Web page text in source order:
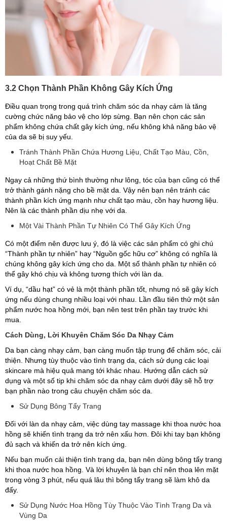
3.2 Chọn Thành Phần Không Gây Kích Ứng
Điều quan trọng trong quá trình chăm sóc da nhạy cảm là tăng
cường chức năng bảo vệ cho lớp sừng. Bạn nên chọn các sản
phẩm không chứa chất gây kích ứng, nếu không khả năng bảo vệ
của da sẽ bị suy yếu.
Tránh Thành Phần Chứa Hương Liệu, Chất Tạo Màu, Cồn,
Hoạt Chất Bề Mặt
Ngay cả những thứ bình thường như lông, tóc của bạn cũng có thể
trở thành gánh nặng cho bề mặt da. Vậy nên bạn nên tránh các
thành phần kích ứng mạnh như chất tạo màu, cồn hay hương liệu.
Nên là các thành phần dịu nhẹ với da.
Một Vài Thành Phần Tự Nhiên Có Thể Gây Kích Ứng
Có một điểm nên được lưu ý, đó là việc các sản phẩm có ghi chú
“Thành phần tự nhiên” hay “Nguồn gốc hữu cơ” không có nghĩa là
chúng không gây kích ứng cho da. Một số thành phần tự nhiên có
thể gây khó chịu và không tương thích với làn da.
Ví dụ, “dầu hạt” có vẻ là một thành phần tốt, nhưng nó sẽ gây kích
ứng nếu dùng chung nhiều loại với nhau. Lần đầu tiên thử một sản
phẩm nước hoa hồng mới, bạn nên test trên phần tay trước khi
mua.
Cách Dùng, Lời Khuyên Chăm Sóc Da Nhạy Cảm
Da bạn càng nhạy cảm, bạn càng muốn tập trung để chăm sóc, cải
thiện. Nhưng tùy thuộc vào tình trạng da, cách sử dụng các loại
skincare mà hiệu quả mang tới khác nhau. Hướng dẫn cách sử
dụng và một số tip khi chăm sóc da nhạy cảm dưới đây sẽ hỗ trợ
bạn phần nào trong câu chuyện chăm sóc da.
Sử Dụng Bông Tẩy Trang
Đối với làn da nhạy cảm, việc dùng tay massage khi thoa nước hoa
hồng sẽ khiến tình trạng da trở nên xấu hơn. Đôi khi tay bạn không
đủ sạch và khiến da trở nên kích ứng.
Nếu bạn muốn cải thiện tình trạng da, bạn nên dùng bông tẩy trang
khi thoa nước hoa hồng. Và lời khuyên là bạn chỉ nên thoa lên mặt
trong vòng 3 phút, nếu quá lâu thì bông tẩy trang sẽ làm khô da
đấy.
Sử Dụng Nước Hoa Hồng Tùy Thuộc Vào Tình Trạng Da và
Vùng Da